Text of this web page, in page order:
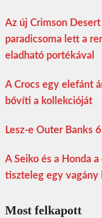
Az új Crimson
paradicsoma lett a
eladható portékával
A Crocs egy elefánt
bővíti a kollekcióját
Lesz-e Outer Banks
A Seiko és a Honda
tiszteleg egy vagány
Most felkapott